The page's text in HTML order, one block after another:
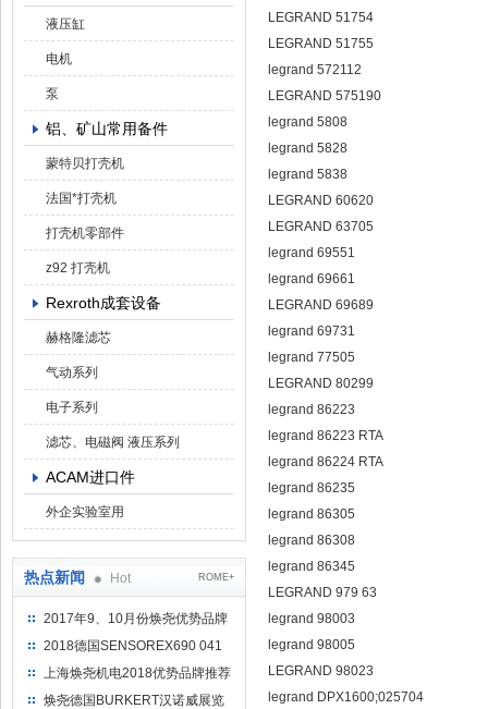
液压缸
电机
泵
铝、矿山常用备件
蒙特贝打壳机
法国*打壳机
打壳机零部件
z92 打壳机
Rexroth成套设备
赫格隆滤芯
气动系列
电子系列
滤芯、电磁阀 液压系列
ACAM进口件
外企实验室用
热点新闻 Hot ROME+
2017年9、10月份焕尧优势品牌
推荐
2018德国SENSOREX690 041
415 D
上海焕尧机电2018优势品牌推荐
焕尧德国BURKERT汉诺威展览
LEGRAND 51754
LEGRAND 51755
legrand 572112
LEGRAND 575190
legrand 5808
legrand 5828
legrand 5838
LEGRAND 60620
LEGRAND 63705
legrand 69551
legrand 69661
LEGRAND 69689
legrand 69731
legrand 77505
LEGRAND 80299
legrand 86223
legrand 86223 RTA
legrand 86224 RTA
legrand 86235
legrand 86305
legrand 86308
legrand 86345
LEGRAND 979 63
legrand 98003
legrand 98005
LEGRAND 98023
legrand DPX1600;025704